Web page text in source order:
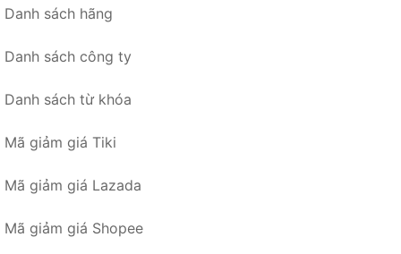
Danh sách hãng
Danh sách công ty
Danh sách từ khóa
Mã giảm giá Tiki
Mã giảm giá Lazada
Mã giảm giá Shopee